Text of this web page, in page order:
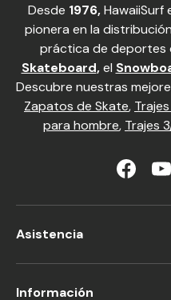
Desde 1976,HawaiiSurf
pionera en la
práctica de deportes
Skateboard,el
Descubre nuestras
Zapatos de Skate,
para hombre, Trajes
Asistencia
Información